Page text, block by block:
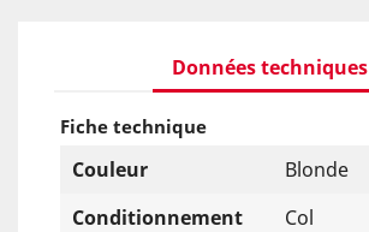
Données techniques
Fiche technique
Couleur
Blonde
Conditionnement
Col